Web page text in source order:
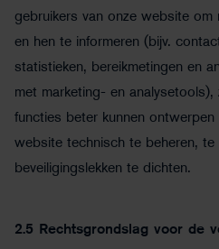
gebruikers van onze website om
en hen te informeren (bijv.
statistieken, bereikmetingen en
met marketing- en
functies beter kunnen
website technisch te beheren, te
beveiligingslekken te dichten.
2.5
Rechtsgrondslag voor de